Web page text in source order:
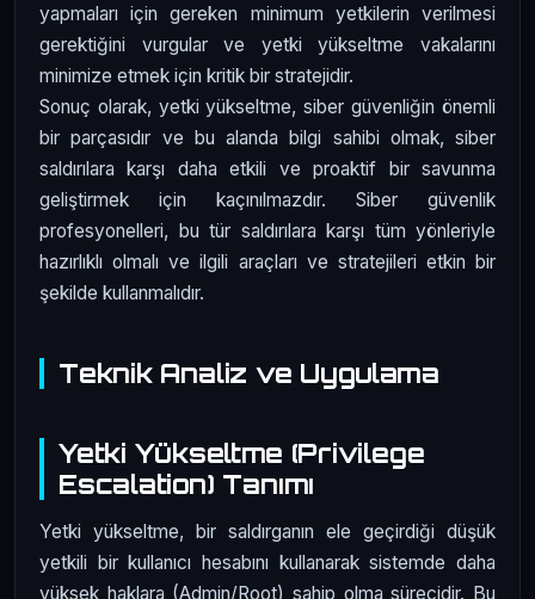
yapmaları için gereken minimum yetkilerin verilmesi
gerektiğini vurgular ve yetki yükseltme vakalarını
minimize etmek için kritik bir stratejidir.
Sonuç olarak, yetki yükseltme, siber güvenliğin önemli
bir parçasıdır ve bu alanda bilgi sahibi olmak, siber
saldırılara karşı daha etkili ve proaktif bir savunma
geliştirmek için kaçınılmazdır. Siber güvenlik
profesyonelleri, bu tür saldırılara karşı tüm yönleriyle
hazırlıklı olmalı ve ilgili araçları ve stratejileri etkin bir
şekilde kullanmalıdır.
Teknik Analiz ve Uygulama
Yetki Yükseltme (Privilege
Escalation) Tanımı
Yetki yükseltme, bir saldırganın ele geçirdiği düşük
yetkili bir kullanıcı hesabını kullanarak sistemde daha
yüksek haklara (Admin/Root) sahip olma sürecidir. Bu